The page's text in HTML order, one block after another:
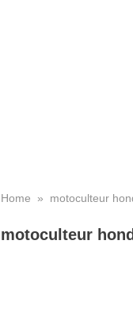
Home » motoculteur
motoculteur